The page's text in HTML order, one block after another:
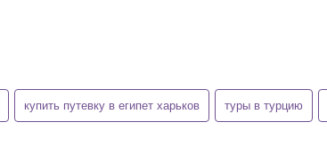
купить путевку в египет харьков туры в турцию